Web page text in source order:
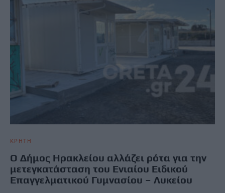
ΚΡΗΤΗ
O Δήμος Ηρακλείου αλλάζει ρότα για την
μετεγκατάσταση του Ενιαίου Ειδικού
Επαγγελματικού Γυμνασίου – Λυκείου